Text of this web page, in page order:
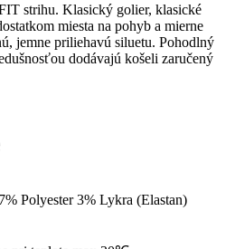
strihu. Klasický golier, klasické
miesta na pohyb a mierne
jemne priliehavú siluetu. Pohodlný
dodávajú košeli zaručený
Polyester 3% Lykra (Elastan)